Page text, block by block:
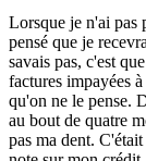
Lorsque je n'ai pas
pensé que je
savais pas, c'est
factures impayées
qu'on ne le pense.
au bout de quatre
pas ma dent.